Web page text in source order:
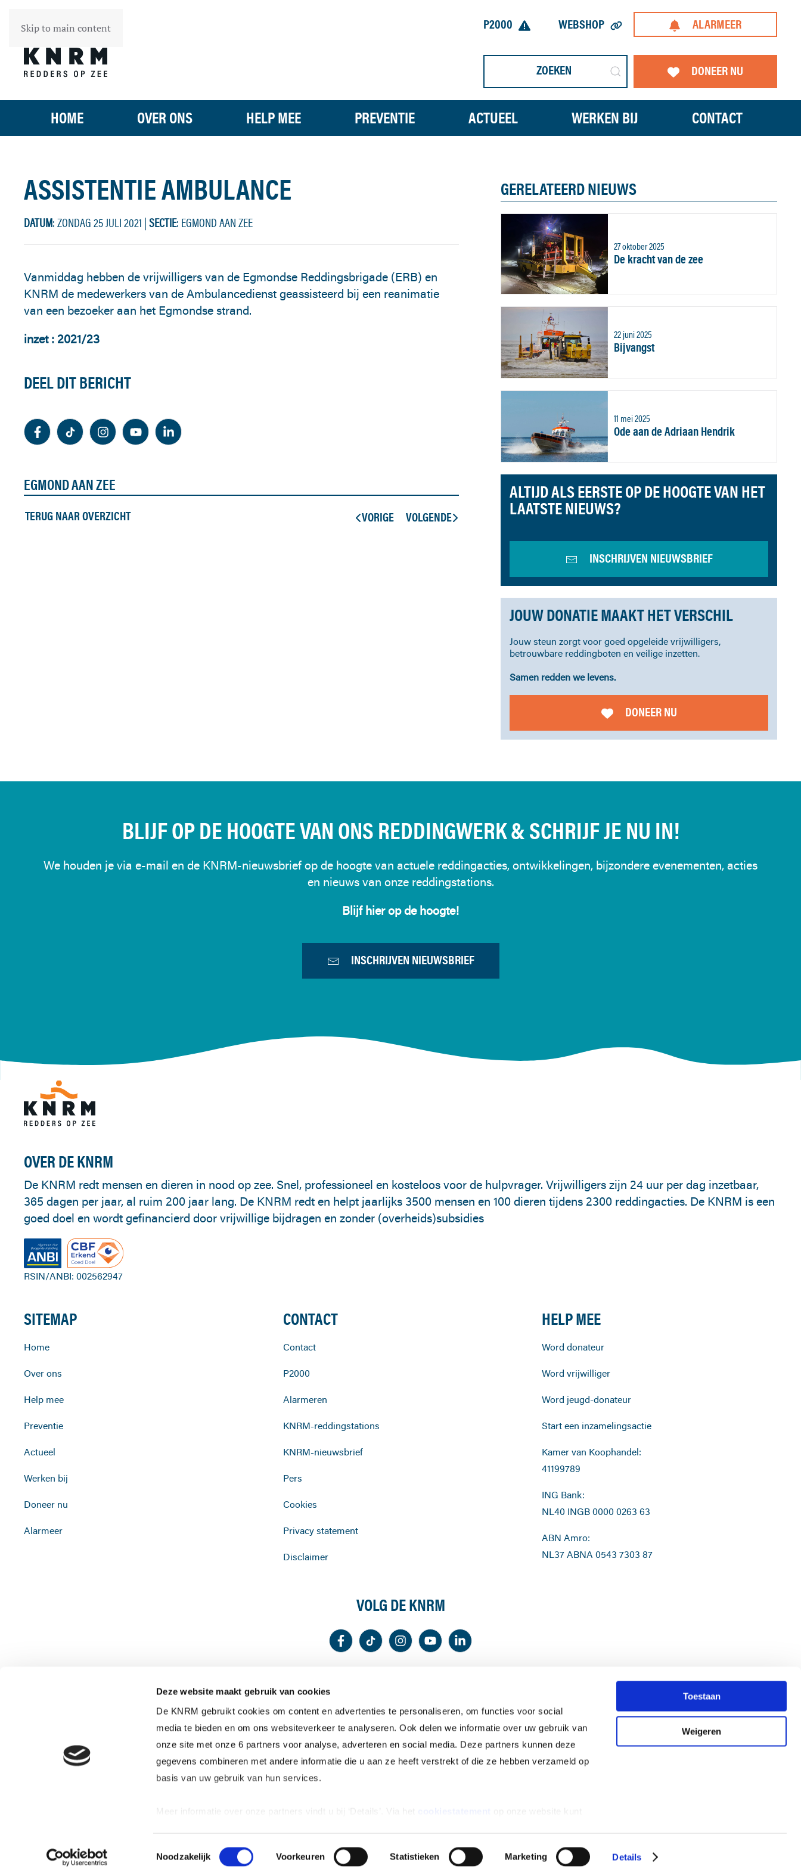
Deze website maakt gebruik van cookies
De KNRM gebruikt cookies om content en advertenties te personaliseren, om functies voor social
media te bieden en om ons websiteverkeer te analyseren. Ook delen we informatie over uw gebruik van
onze site met onze 6 partners voor analyse, adverteren en social media. Deze partners kunnen deze
gegevens combineren met andere informatie die u aan ze heeft verstrekt of die ze hebben verzameld op
basis van uw gebruik van hun services.
Meer informatie over onze partners vindt u bij ‘Details’. Via het
informatie over wie we zijn, hoe u contact met ons kunt opnemen en hoe we persoonlijke gegevens
verwerken.
Toestemmingsselectie
Noodzakelijk Voorkeuren Statistieken Marketing Details
Toestaan
Weigeren
Skip to main content P2000 WEBSHOP ALARMEER
DONEER NU
HOME OVER ONS HELP MEE PREVENTIE ACTUEEL WERKEN BIJ CONTACT
ASSISTENTIE AMBULANCE
DATUM: ZONDAG 25 JULI 2021 |SECTIE: EGMOND AAN ZEE
Vanmiddag hebben de vrijwilligers van de Egmondse Reddingsbrigade (ERB) en
KNRM de medewerkers van de Ambulancedienst geassisteerd bij een reanimatie
van een bezoeker aan het Egmondse strand.
inzet : 2021/23
DEEL DIT BERICHT
EGMOND AAN ZEE
TERUG NAAR OVERZICHT VORIGE VOLGENDE
GERELATEERD NIEUWS
27 oktober 2025
De kracht van de zee
22 juni 2025
Bijvangst
11 mei 2025
Ode aan de Adriaan Hendrik
ALTIJD ALS EERSTE OP DE HOOGTE VAN HET
LAATSTE NIEUWS?
INSCHRIJVEN NIEUWSBRIEF
JOUW DONATIE MAAKT HET VERSCHIL
Jouw steun zorgt voor goed opgeleide vrijwilligers,
betrouwbare reddingboten en veilige inzetten.
Samen redden we levens.
DONEER NU
BLIJF OP DE HOOGTE VAN ONS REDDINGWERK & SCHRIJF JE NU IN!
We houden je via e-mail en de KNRM-nieuwsbrief op de hoogte van actuele reddingacties, ontwikkelingen, bijzondere evenementen, acties
en nieuws van onze reddingstations.
Blijf hier op de hoogte!
INSCHRIJVEN NIEUWSBRIEF
OVER DE KNRM
De KNRM redt mensen en dieren in nood op zee. Snel, professioneel en kosteloos voor de hulpvrager. Vrijwilligers zijn 24 uur per dag inzetbaar,
365 dagen per jaar, al ruim 200 jaar lang. De KNRM redt en helpt jaarlijks 3500 mensen en 100 dieren tijdens 2300 reddingacties. De KNRM is een
goed doel en wordt gefinancierd door vrijwillige bijdragen en zonder (overheids)subsidies
RSIN/ANBI: 002562947
SITEMAP
Home
Over ons
Help mee
Preventie
Actueel
Werken bij
Doneer nu
Alarmeer
CONTACT
Contact
P2000
Alarmeren
KNRM-reddingstations
KNRM-nieuwsbrief
Pers
Cookies
Privacy statement
Disclaimer
HELP MEE
Word donateur
Word vrijwilliger
Word jeugd-donateur
Start een inzamelingsactie
Kamer van Koophandel:
41199789
ING Bank:
NL40 INGB 0000 0263 63
ABN Amro:
NL37 ABNA 0543 7303 87
VOLG DE KNRM
HELPT APP